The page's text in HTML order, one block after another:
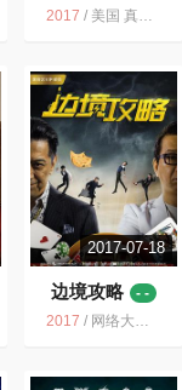
2017 / 美国 真人真事改编 荒野求生 冒险 传记 剧情 滑雪 2017
2017-07-18
边境攻略
- -
2017 / 网络大电影 中国大陆 犯罪 高捷 大陆 2017 2.5 超烂